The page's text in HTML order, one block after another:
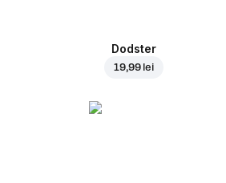
Dodster
19,99 lei